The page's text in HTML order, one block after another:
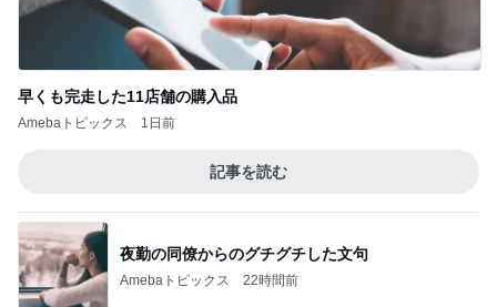
早くも完走した11店舗の購入品
Amebaトピックス 1日前
記事を読む
夜勤の同僚からのグチグチした文句
Amebaトピックス 22時間前